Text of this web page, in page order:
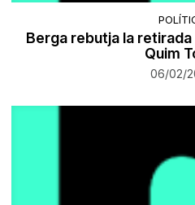
Berga rebutja la
Quim
06/02/